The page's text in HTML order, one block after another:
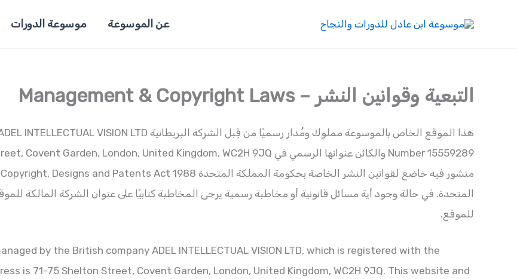
المحتوى
عن الموسوعة موسوعة الدورات
التبعية وقوانين النشر – Management & Copyright Laws
المتحدة. في حالة وجود أية مسائل قانونية أو مخاطبة رسمية يرجى المخاطبة كتابيًا على عنوان الشركة المالكة للموقع
للموقع.
by the British company ADEL INTELLECTUAL VISION LTD, which is registered with the
is 71-75 Shelton Street, Covent Garden, London, United Kingdom, WC2H 9JQ. This website and